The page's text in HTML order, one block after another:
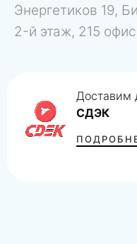
Энергетиков 19,
2-й этаж, 215
Доставим
СДЭК